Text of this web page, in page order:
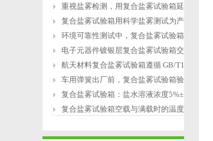
重视盐雾检测，用复合盐雾试验箱延长产
复合盐雾试验箱用科学盐雾测试为产品研
环境可靠性测试中，复合盐雾试验箱缺水
电子元器件镀银层复合盐雾试验箱交变盐
航天材料复合盐雾试验箱遵循 GB/T12967.3
车用弹簧出厂前，复合盐雾试验箱验证盐
复合盐雾试验箱：盐水溶液浓度5%±1%的配
复合盐雾试验箱空载与满载时的温度恢复